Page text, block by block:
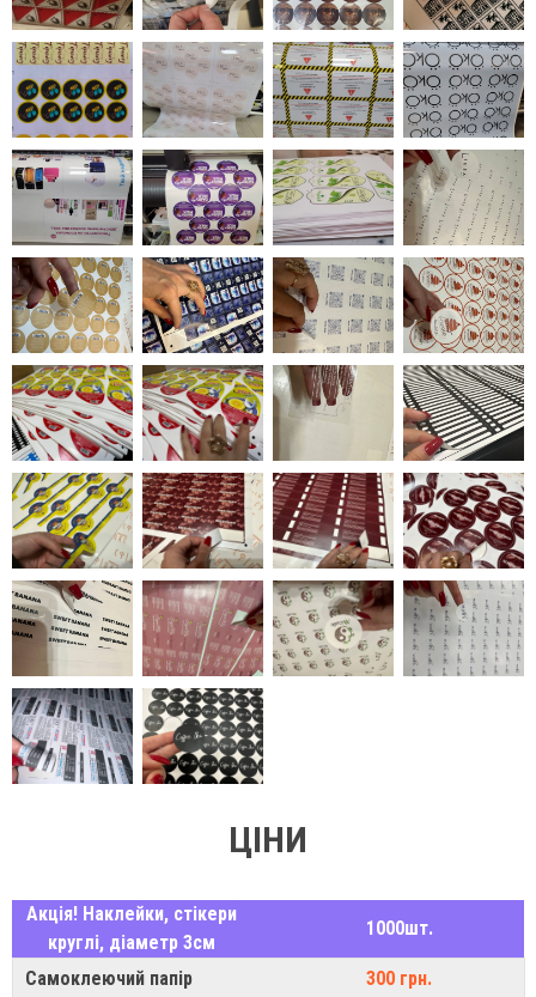
ЦІНИ
Акція! Наклейки, стікери
круглі, діаметр 3см
1000шт.
Самоклеючий папір
300 грн.